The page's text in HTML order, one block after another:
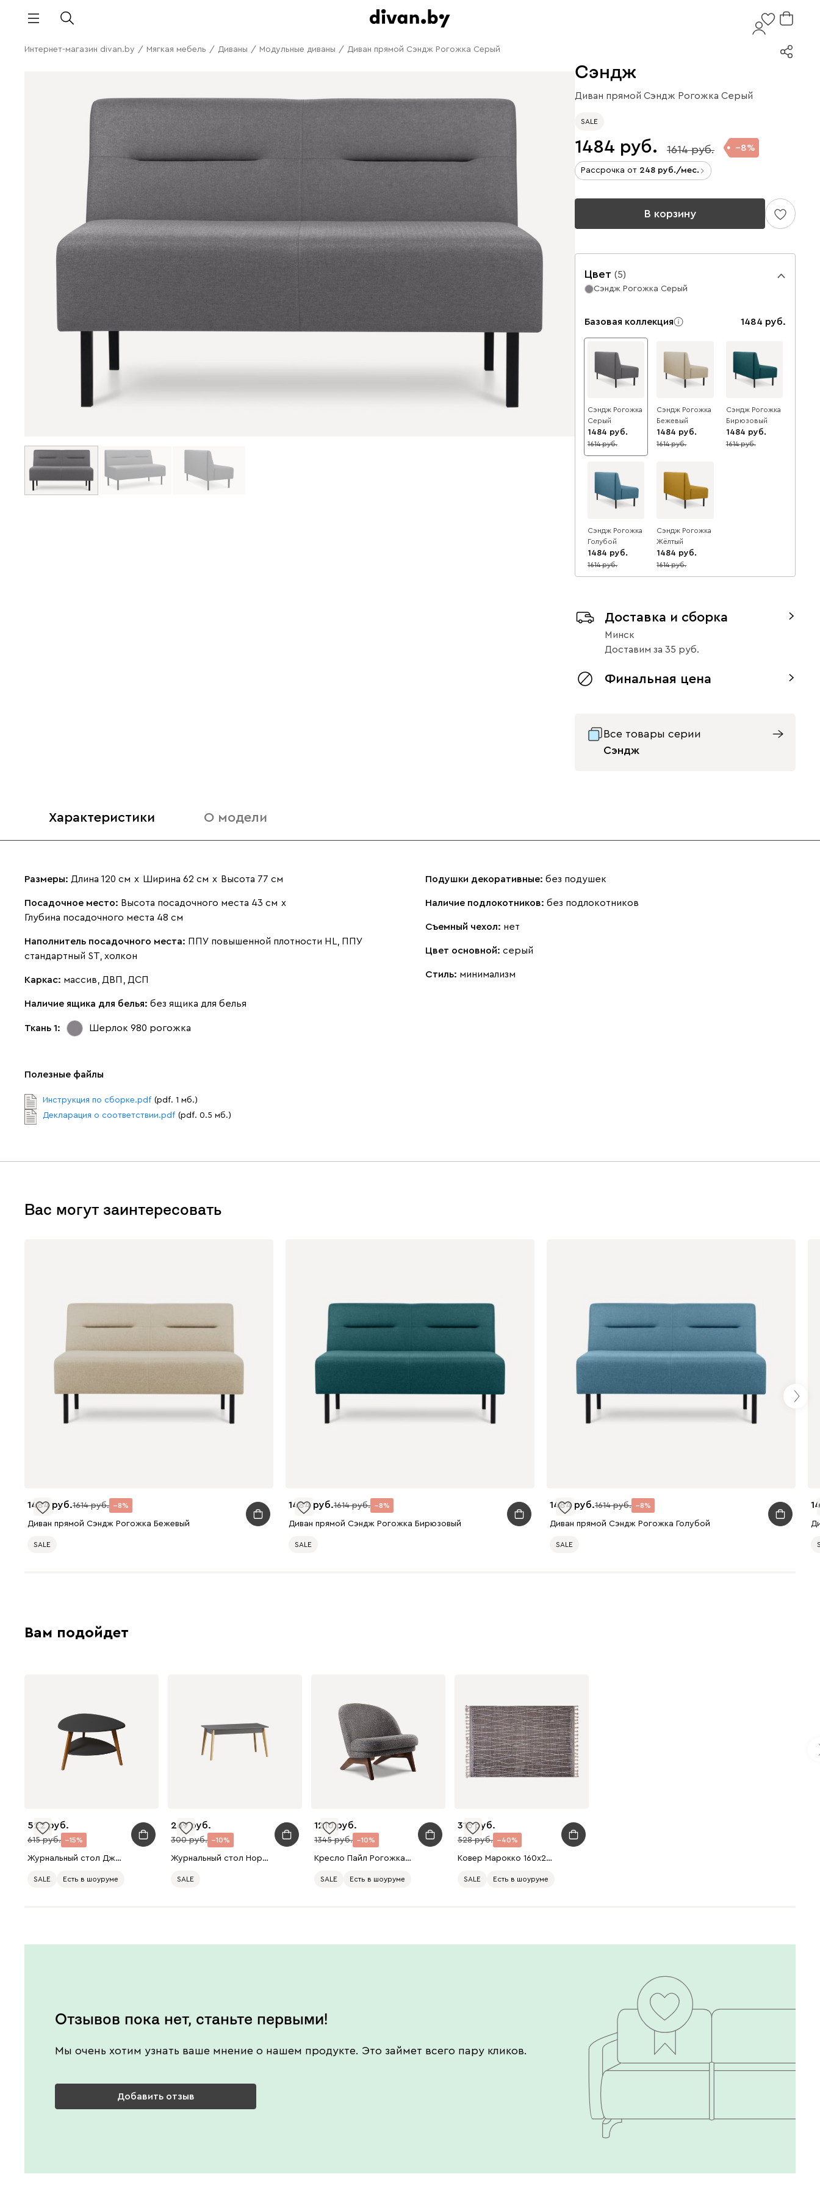
Интернет-магазин divan.by / Мягкая мебель / Диваны / Модульные диваны / Диван прямой Сэндж Рогожка Серый
Сэндж
Диван прямой Сэндж Рогожка Серый
SALE
1484 1614 8
Рассрочка от 248 /мес.
В корзину
Цвет (5)
Сэндж Рогожка Серый
Базовая коллекция 1484
Сэндж Рогожка
Серый
1484
8
1614
Сэндж Рогожка
Бежевый
1484
8
1614
Сэндж Рогожка
Бирюзовый
1484
8
1614
Сэндж Рогожка
Голубой
1484
8
1614
Сэндж Рогожка
Жёлтый
1484
8
1614
Доставка и сборка
Минск
Доставим за 35
Финальная цена
Все товары серии
Сэндж
Характеристики О модели
Размеры: Длина 120 см х Ширина 62 см х Высота 77 см
Посадочное место: Высота посадочного места 43 см х
Глубина посадочного места 48 см
Наполнитель посадочного места: ППУ повышенной плотности HL, ППУ
стандартный ST, холкон
Каркас: массив, ДВП, ДСП
Наличие ящика для белья: без ящика для белья
Ткань 1: Шерлок 980 рогожка
Подушки декоративные: без подушек
Наличие подлокотников: без подлокотников
Съемный чехол: нет
Цвет основной: серый
Стиль: минимализм
Полезные файлы
Инструкция по сборке.pdf (pdf. 1 мб.)
Декларация о соответствии.pdf (pdf. 0.5 мб.)
Вас могут заинтересовать
1484 1614 8
Диван прямой Сэндж Рогожка Бежевый
SALE
1484 1614 8
Диван прямой Сэндж Рогожка Бирюзовый
SALE
1484 1614 8
Диван прямой Сэндж Рогожка Голубой
SALE
Вам подойдет
522
615 15
Журнальный стол Джексон Графит
SALE Есть в шоуруме
269
300 10
Журнальный стол Нордик Графитовый/Натуральный
SALE
1210
1345 10
Кресло Пайл Рогожка Графитовый
SALE Есть в шоуруме
316
528 40
Ковер Марокко 160x230
SALE Есть в шоуруме
Отзывов пока нет, станьте первыми!
Мы очень хотим узнать ваше мнение о нашем продукте. Это займет всего пару кликов.
Добавить отзыв